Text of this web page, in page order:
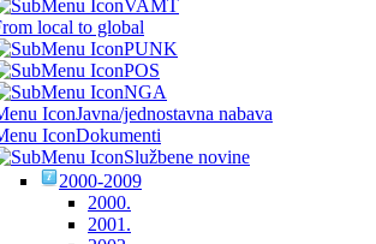
VAMT
local to global
PUNK
POS
NGA
Javna/jednostavna nabava
Dokumenti
Službene novine
2000-2009
2000.
2001.